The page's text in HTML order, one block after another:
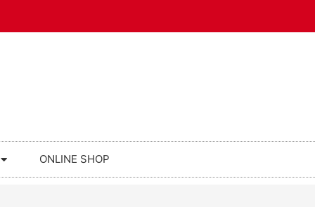
ONLINE SHOP